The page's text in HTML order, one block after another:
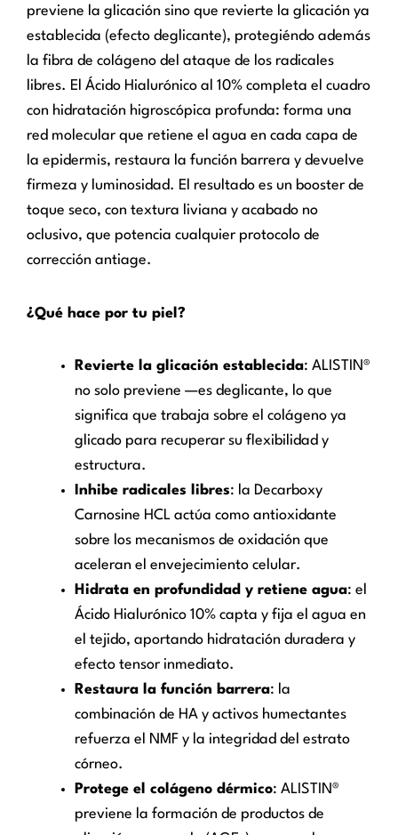
previene la glicación sino que revierte la glicación ya
establecida (efecto deglicante), protegiéndo además
la fibra de colágeno del ataque de los radicales
libres. El Ácido Hialurónico al 10% completa el cuadro
con hidratación higroscópica profunda: forma una
red molecular que retiene el agua en cada capa de
la epidermis, restaura la función barrera y devuelve
firmeza y luminosidad. El resultado es un booster de
toque seco, con textura liviana y acabado no
oclusivo, que potencia cualquier protocolo de
corrección antiage.
¿Qué hace por tu piel?
Revierte la glicación establecida: ALISTIN®
no solo previene —es deglicante, lo que
significa que trabaja sobre el colágeno ya
glicado para recuperar su flexibilidad y
estructura.
Inhibe radicales libres: la Decarboxy
Carnosine HCL actúa como antioxidante
sobre los mecanismos de oxidación que
aceleran el envejecimiento celular.
Hidrata en profundidad y retiene agua: el
Ácido Hialurónico 10% capta y fija el agua en
el tejido, aportando hidratación duradera y
efecto tensor inmediato.
Restaura la función barrera: la
combinación de HA y activos humectantes
refuerza el NMF y la integridad del estrato
córneo.
Protege el colágeno dérmico: ALISTIN®
previene la formación de productos de